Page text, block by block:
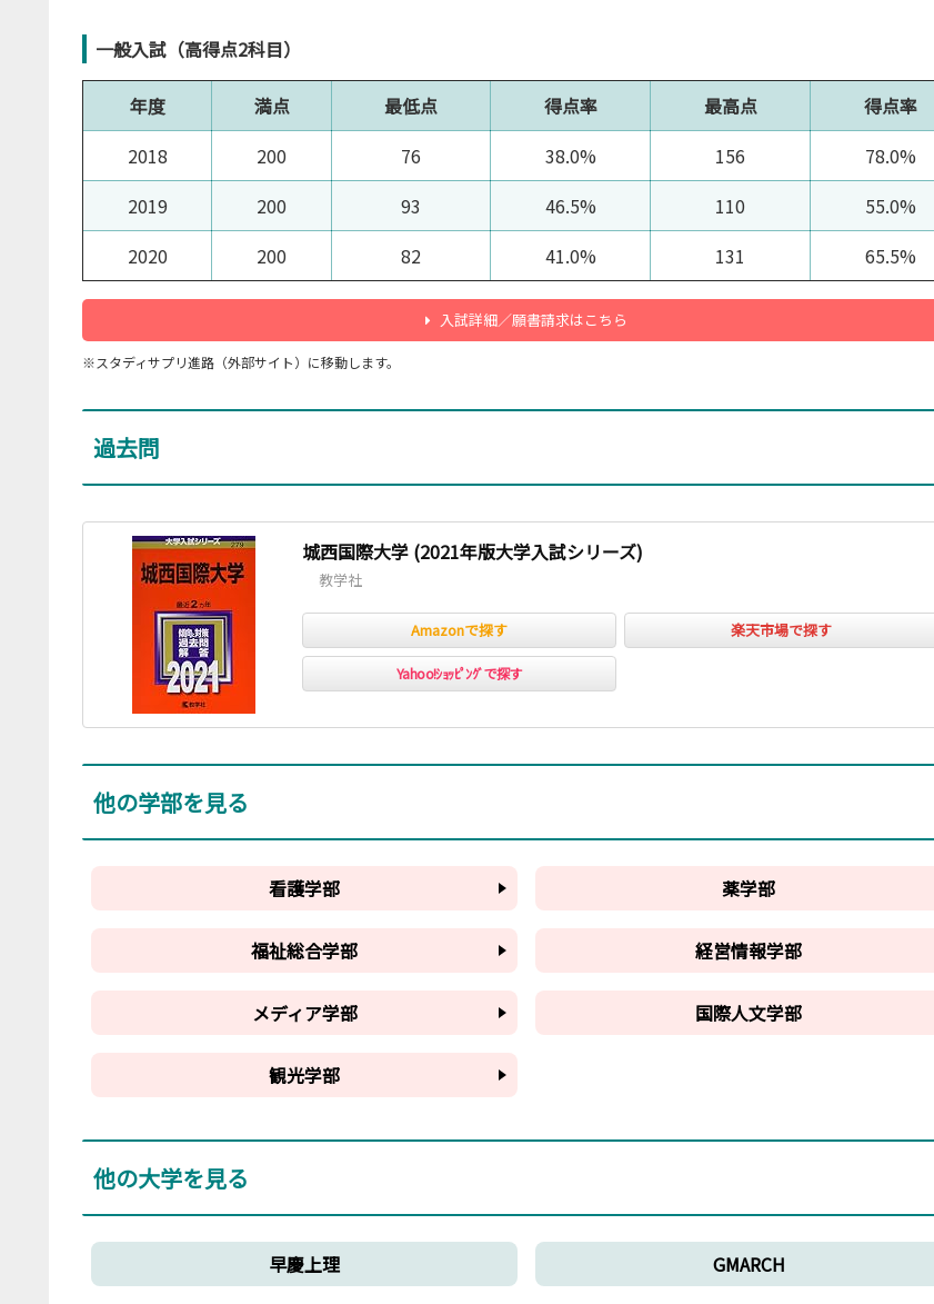
一般入試（高得点2科目）
年度 満点 最低点 得点率 最高点
得点率
2018
200 76 38.0% 156
78.0%
2019
200 93 46.5% 110
55.0%
2020
200 82 41.0% 131 65.5%
入試詳細／願書請求はこちら
※スタディサプリ進路（外部サイト）に移動します。
過去問
城西国際大学 (2021年版大学入試シリーズ)
教学社
Amazonで探す 楽天市場で探す
Yahoo!ｼｮｯﾋﾟﾝｸﾞで探す
他の学部を見る
看護学部 薬学部
福祉総合学部 経営情報学部
メディア学部 国際人文学部
観光学部
他の大学を見る
早慶上理 GMARCH